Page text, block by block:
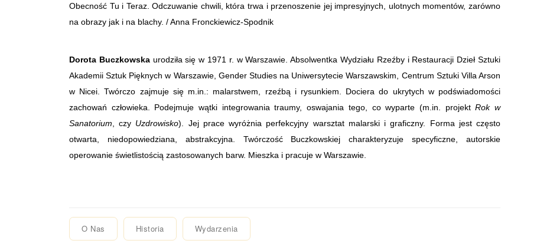
Obecność Tu i Teraz. Odczuwanie chwili, która trwa i przenoszenie jej impresyjnych, ulotnych momentów, zarówno
na obrazy jak i na blachy. / Anna Fronckiewicz-Spodnik
Dorota Buczkowskaurodziła się w 1971 r. w Warszawie. Absolwentka Wydziału Rzeźby i Restauracji Dzieł Sztuki
Akademii Sztuk Pięknych w Warszawie, Gender Studies na Uniwersytecie Warszawskim, Centrum Sztuki Villa Arson
w Nicei. Twórczo zajmuje się m.in.: malarstwem, rzeźbą i rysunkiem. Dociera do ukrytych w podświadomości
zachowań człowieka. Podejmuje wątki integrowania traumy, oswajania tego, co wyparte (m.in. projektRok w
Sanatorium , czy Uzdrowisko). Jej prace wyróżnia perfekcyjny warsztat malarski i graficzny. Forma jest często
otwarta, niedopowiedziana, abstrakcyjna. Twórczość Buczkowskiej charakteryzuje specyficzne, autorskie
operowanie świetlistością zastosowanych barw. Mieszka i pracuje w Warszawie.
O Nas Historia Wydarzenia